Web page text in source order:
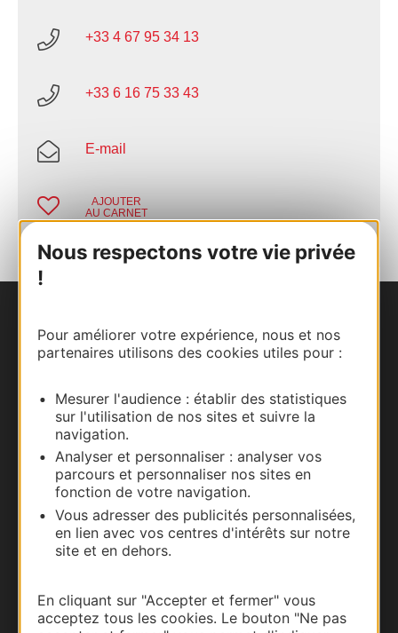
Nous respectons votre vie privée
!
Pour améliorer votre expérience, nous et nos
partenaires utilisons des cookies utiles pour :
Mesurer l'audience : établir des statistiques
sur l'utilisation de nos sites et suivre la
navigation.
Analyser et personnaliser : analyser vos
parcours et personnaliser nos sites en
fonction de votre navigation.
Vous adresser des publicités personnalisées,
en lien avec vos centres d'intérêts sur notre
site et en dehors.
En cliquant sur "Accepter et fermer" vous
acceptez tous les cookies. Le bouton "Ne pas
+33 4 67 95 34 13
+33 6 16 75 33 43
E-mail
AJOUTER
AU CARNET
Nous contacter
Documentation
Thermalisme